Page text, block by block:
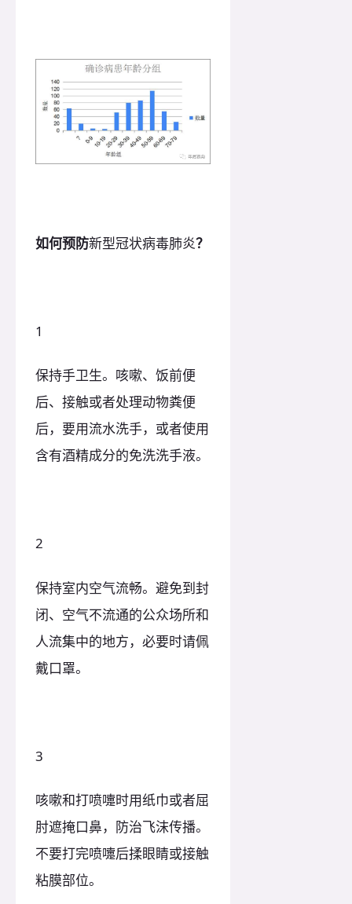
如何预防新型冠状病毒肺炎？
1
保持手卫生。咳嗽、饭前便
后、接触或者处理动物粪便
后，要用流水洗手，或者使用
含有酒精成分的免洗洗手液。
2
保持室内空气流畅。避免到封
闭、空气不流通的公众场所和
人流集中的地方，必要时请佩
戴口罩。
3
咳嗽和打喷嚏时用纸巾或者屈
肘遮掩口鼻，防治飞沫传播。
不要打完喷嚏后揉眼睛或接触
粘膜部位。